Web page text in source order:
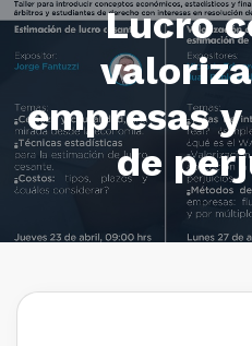
Lucro
empresas
de